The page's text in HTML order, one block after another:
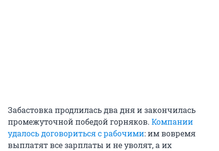
Забастовка продлилась два дня и закончилась
промежуточной победой горняков. Компании
удалось договориться с рабочими: им вовремя
выплатят все зарплаты и не уволят, а их